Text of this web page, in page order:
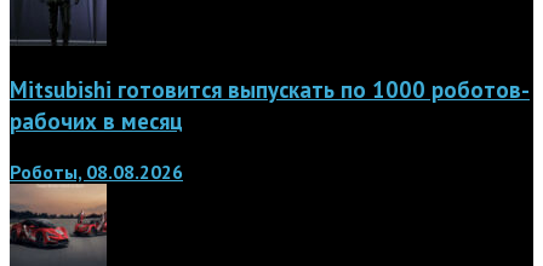
Mitsubishi готовится выпускать по 1000 роботов-
рабочих в месяц
Роботы, 08.08.2026